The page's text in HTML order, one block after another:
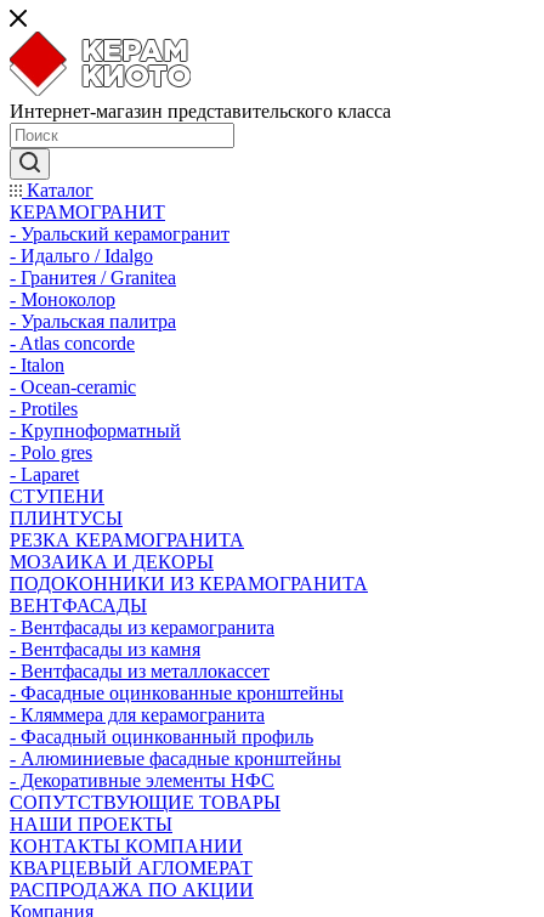
Интернет-магазин представительского класса
Каталог
КЕРАМОГРАНИТ
- Уральский керамогранит
- Идальго / Idalgo
- Гранитея / Granitea
- Моноколор
- Уральская палитра
- Atlas concorde
- Italon
- Ocean-ceramic
- Protiles
- Крупноформатный
- Polo gres
- Laparet
СТУПЕНИ
ПЛИНТУСЫ
РЕЗКА КЕРАМОГРАНИТА
МОЗАИКА И ДЕКОРЫ
ПОДОКОННИКИ ИЗ КЕРАМОГРАНИТА
ВЕНТФАСАДЫ
- Вентфасады из керамогранита
- Вентфасады из камня
- Вентфасады из металлокассет
- Фасадные оцинкованные кронштейны
- Кляммера для керамогранита
- Фасадный оцинкованный профиль
- Алюминиевые фасадные кронштейны
- Декоративные элементы НФС
СОПУТСТВУЮЩИЕ ТОВАРЫ
НАШИ ПРОЕКТЫ
КОНТАКТЫ КОМПАНИИ
КВАРЦЕВЫЙ АГЛОМЕРАТ
РАСПРОДАЖА ПО АКЦИИ
Компания